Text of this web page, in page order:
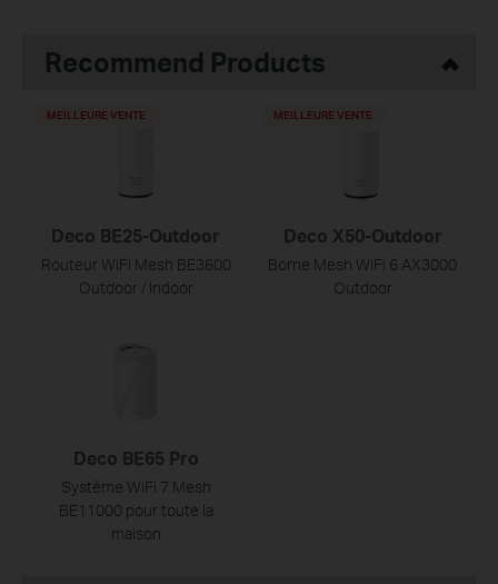
Recommend Products
Deco BE25-Outdoor
Routeur WiFi Mesh BE3600
Outdoor / Indoor
MEILLEURE VENTE
Deco X50-Outdoor
Borne Mesh WiFi 6 AX3000
Outdoor
MEILLEURE VENTE
Deco BE65 Pro
Système WiFi 7 Mesh
BE11000 pour toute la
maison